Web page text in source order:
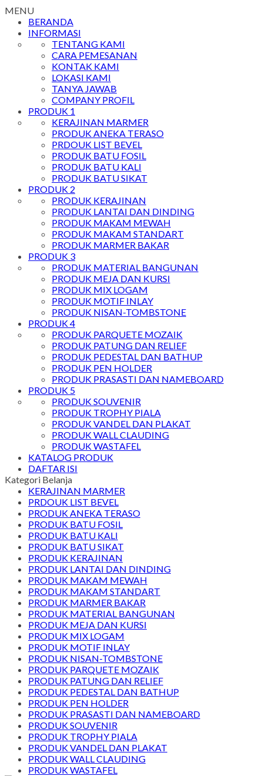
MENU
BERANDA
INFORMASI
TENTANG KAMI
CARA PEMESANAN
KONTAK KAMI
LOKASI KAMI
TANYA JAWAB
COMPANY PROFIL
PRODUK 1
KERAJINAN MARMER
PRODUK ANEKA TERASO
PRDOUK LIST BEVEL
PRODUK BATU FOSIL
PRODUK BATU KALI
PRODUK BATU SIKAT
PRODUK 2
PRODUK KERAJINAN
PRODUK LANTAI DAN DINDING
PRODUK MAKAM MEWAH
PRODUK MAKAM STANDART
PRODUK MARMER BAKAR
PRODUK 3
PRODUK MATERIAL BANGUNAN
PRODUK MEJA DAN KURSI
PRODUK MIX LOGAM
PRODUK MOTIF INLAY
PRODUK NISAN-TOMBSTONE
PRODUK 4
PRODUK PARQUETE MOZAIK
PRODUK PATUNG DAN RELIEF
PRODUK PEDESTAL DAN BATHUP
PRODUK PEN HOLDER
PRODUK PRASASTI DAN NAMEBOARD
PRODUK 5
PRODUK SOUVENIR
PRODUK TROPHY PIALA
PRODUK VANDEL DAN PLAKAT
PRODUK WALL CLAUDING
PRODUK WASTAFEL
KATALOG PRODUK
DAFTAR ISI
Kategori Belanja
KERAJINAN MARMER
PRDOUK LIST BEVEL
PRODUK ANEKA TERASO
PRODUK BATU FOSIL
PRODUK BATU KALI
PRODUK BATU SIKAT
PRODUK KERAJINAN
PRODUK LANTAI DAN DINDING
PRODUK MAKAM MEWAH
PRODUK MAKAM STANDART
PRODUK MARMER BAKAR
PRODUK MATERIAL BANGUNAN
PRODUK MEJA DAN KURSI
PRODUK MIX LOGAM
PRODUK MOTIF INLAY
PRODUK NISAN-TOMBSTONE
PRODUK PARQUETE MOZAIK
PRODUK PATUNG DAN RELIEF
PRODUK PEDESTAL DAN BATHUP
PRODUK PEN HOLDER
PRODUK PRASASTI DAN NAMEBOARD
PRODUK SOUVENIR
PRODUK TROPHY PIALA
PRODUK VANDEL DAN PLAKAT
PRODUK WALL CLAUDING
PRODUK WASTAFEL